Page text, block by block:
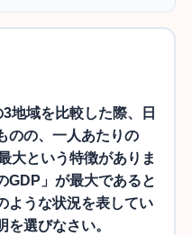
地域を比較した際、日
のの、一人あたりの
大という特徴がありま
GDP」が最大であると
ような状況を表してい
を選びなさい。